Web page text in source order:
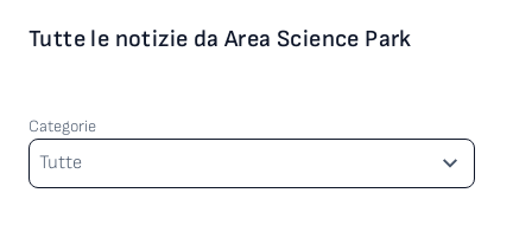
Tutte le notizie da Area Science Park
Categorie
Categorie
Tutte